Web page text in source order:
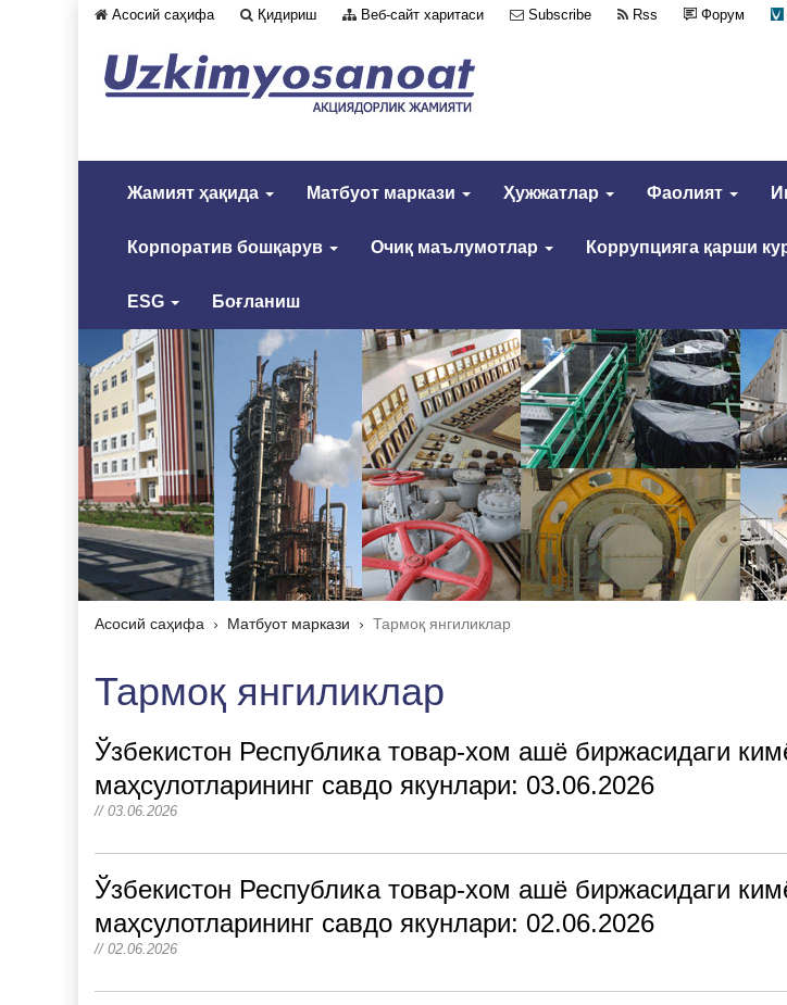
Асосий саҳифа Қидириш Веб-сайт харитаси Subscribe Rss Форум
Жамият ҳақида Матбуот маркази Ҳужжатлар Фаолият
Корпоратив бошқарув Очиқ маълумотлар Коррупцияга қарши
ESG Боғланиш
Асосий саҳифа Матбуот маркази Тармоқ янгиликлар
Тармоқ янгиликлар
Ўзбекистон Республика товар-хом ашё биржасидаги
маҳсулотларининг савдо якунлари: 03.06.2026
// 03.06.2026
Ўзбекистон Республика товар-хом ашё биржасидаги
маҳсулотларининг савдо якунлари: 02.06.2026
// 02.06.2026